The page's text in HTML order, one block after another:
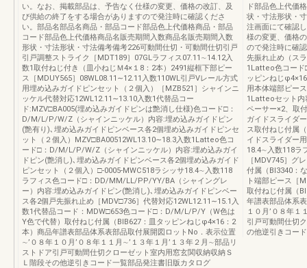
い。なお、掲載部品は、予告なく仕様の変更、価格の改訂、及
び供給の終了をする場合がありますので発注時に確認くださ
い。部品名部品名商品・部品コード部品色上代価格商品・部品
コード部品色上代価格商品名販売期間入数商品名販売期間入数
形状・寸法形状・寸法備考備考226可動間仕切・可動間仕切引戸
引戸調整ストライク［MDT189］07GLラフィス07.11∼14.12入
数1取付ねじ付き（皿小ねじＭ4×１8：2本）2491縦框下部ピー
ス［MDUY565］08WL08.11∼12.11入数110WL引戸Vレール方式
用埋め込みガイドピンセット（２個入）［MZB521］シャインニ
ッケル代替対応12WL12.11∼13.10入数1代替品コー
ド:MZV□BA005(埋め込みガイドピンは艶消し仕様)色コード□：
D/M/L/P/W/Z（シャインニッケル）内容:埋め込みガイドピン
(艶有り)､埋め込みガイドピンベース各2個埋め込みガイドピンセ
ット（２個入）MZV□BA00512WL13.10∼18.3入数1Latteo色コ
ード□：D/M/L/P/W/Z（シャインニッケル）内容:埋め込みガイ
ドピン(艶消し)､埋め込みガイドピンベース各2個埋め込みガイド
ピンセット（２個入）□-0005-MWC518ラシッサ18.4∼入数118
ラフィス色コード□：DD/MM/LL/PP/YY/BA（シャイングレ
ー）内容:埋め込みガイドピン(艶消し)､埋め込みガイドピンベー
ス各2個戸先振れ止め［MDV□736］代替対応12WL12.11∼15.1入
数1代替品コード：MDW□653色コード□：D/M/L/P/Y（W色は
Y色で代替）取付ねじ付属（BIB627：皿タッピンねじφ4×16：2
本）商品年譜表部品体系表部品取付展開図ロットNo．表示位置
∼’０８年１０月’０８年１１月∼’１３年１月’１３年２月∼部品リ
ストドア引戸可動間仕切クローゼット室内用窓玄関収納収納Ｓ
Ｌ階段その他逆引きコード一覧部品発注書旧版カタログ
ド部品色上代価
状・寸法形状・
注画面にて確認
様の変更、価格
ので発注時に確
先振れ止め（ス
1Latteo色コー
ッピンねじ
用本体端部ピー
1Latteoセット内
ペーサー×2、取
ガイドスライダ
ス取付ねじ付属
イドスライダー
18.4∼入数118ラ
［MDV745］グ
付属（BI3340：
ト端部ピース［
取付ねじ付属（
年譜表部品体系
１０月’０８年
引戸可動間仕切
の他逆引きコー